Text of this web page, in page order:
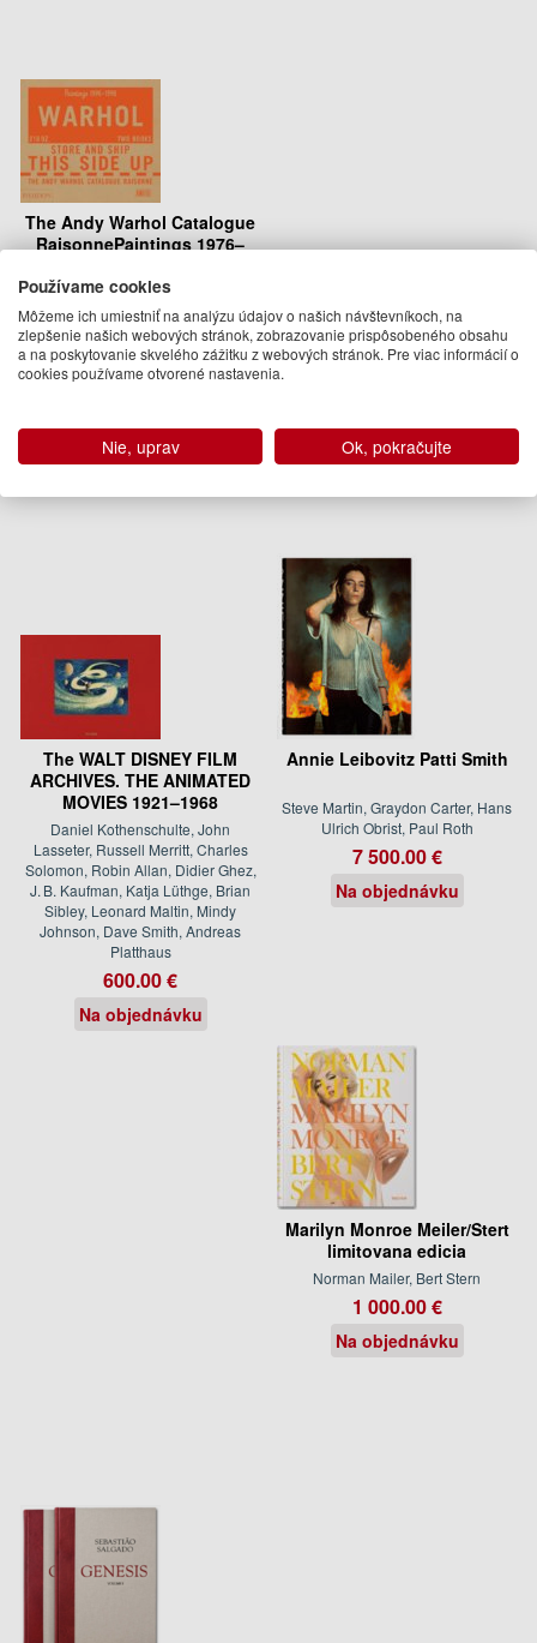
The Andy Warhol Catalogue
RaisonnePaintings 1976–
Sally King-Nero, Andy Warhol
Foundation
625.00 €
Na objednávku
Podobné knihy
The WALT DISNEY FILM
ARCHIVES. THE ANIMATED
MOVIES 1921–1968
Daniel Kothenschulte, John
Lasseter, Russell Merritt, Charles
Solomon, Robin Allan, Didier Ghez,
J. B. Kaufman, Katja Lüthge, Brian
Sibley, Leonard Maltin, Mindy
Johnson, Dave Smith, Andreas
Platthaus
600.00 €
Na objednávku
Annie Leibovitz Patti Smith
Steve Martin, Graydon Carter, Hans
Ulrich Obrist, Paul Roth
7 500.00 €
Na objednávku
Marilyn Monroe Meiler/Stert
limitovana edicia
Norman Mailer, Bert Stern
1 000.00 €
Na objednávku
Používame cookies
Môžeme ich umiestniť na analýzu údajov o našich návštevníkoch, na
zlepšenie našich webových stránok, zobrazovanie prispôsobeného obsahu
a na poskytovanie skvelého zážitku z webových stránok. Pre viac informácií o
cookies používame otvorené nastavenia.
Nie, uprav Ok, pokračujte